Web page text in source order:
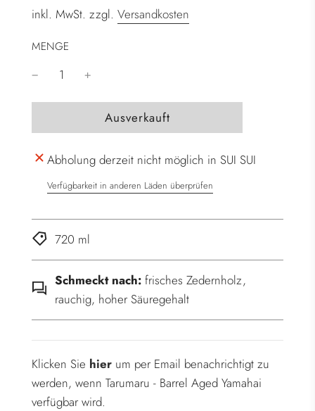
inkl. MwSt. zzgl. Versandkosten
MENGE
W
i
r
d
g
l
n
.
.
.
Ausverkauft
Abholung derzeit nicht möglich in SUI SUI
Verfügbarkeit in anderen Läden überprüfen
720 ml
Schmeckt nach: frisches Zedernholz,
rauchig, hoher Säuregehalt
Klicken Sie hier um per Email benachrichtigt zu
werden, wenn Tarumaru - Barrel Aged Yamahai
verfügbar wird.